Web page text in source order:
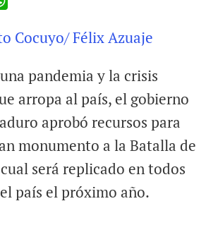
a
s
p
Cocuyo/ Félix Azuaje
pandemia y la crisis
arropa al país, el gobierno
aprobó recursos para
monumento a la Batalla de
será replicado en todos
país el próximo año.